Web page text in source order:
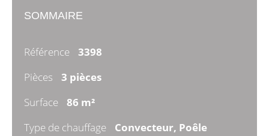
SOMMAIRE
Référence
3398
Pièces
3 pièces
Surface
86 m²
Type de chauffage
Convecteur, Poêle